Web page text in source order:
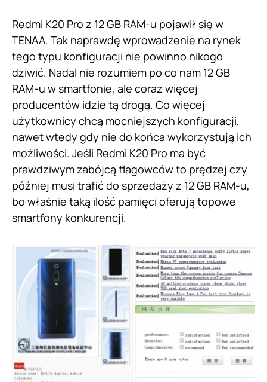
Redmi K20 Pro z 12 GB RAM-u pojawił się w
TENAA. Tak naprawdę wprowadzenie na rynek
tego typu konfiguracji nie powinno nikogo
dziwić. Nadal nie rozumiem po co nam 12 GB
RAM-u w smartfonie, ale coraz więcej
producentów idzie tą drogą. Co więcej
użytkownicy chcą mocniejszych konfiguracji,
nawet wtedy gdy nie do końca wykorzystują ich
możliwości. Jeśli Redmi K20 Pro ma być
prawdziwym zabójcą flagowców to prędzej czy
później musi trafić do sprzedaży z 12 GB RAM-u,
bo właśnie taką ilość pamięci oferują topowe
smartfony konkurencji.